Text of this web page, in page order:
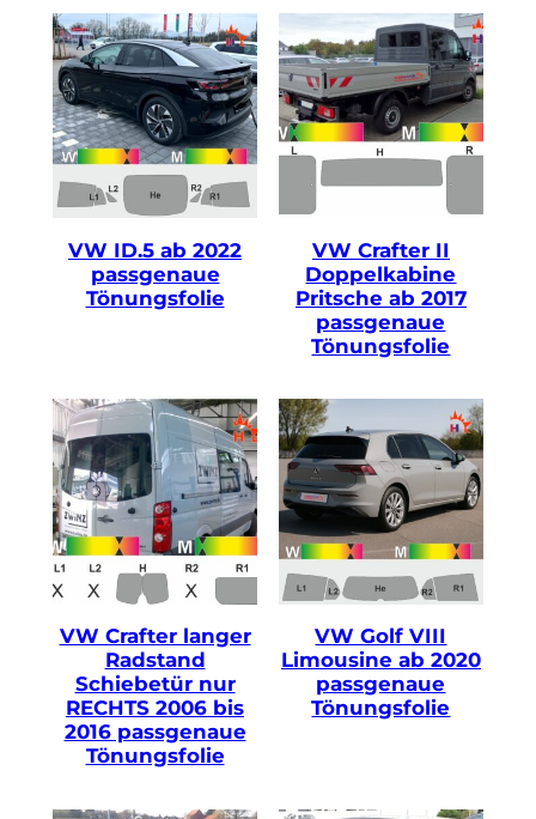
VW ID.5 ab 2022
passgenaue
Tönungsfolie
VW Crafter II
Doppelkabine
Pritsche ab 2017
passgenaue
Tönungsfolie
VW Crafter langer
Radstand
Schiebetür nur
RECHTS 2006 bis
2016 passgenaue
Tönungsfolie
VW Golf VIII
Limousine ab 2020
passgenaue
Tönungsfolie